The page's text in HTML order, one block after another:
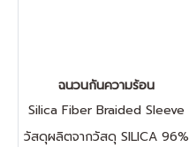
ฉนวนกันความร้อน
Silica Fiber Braided Sleeve
วัสดุผลิตจากวัสดุ SILICA 96%